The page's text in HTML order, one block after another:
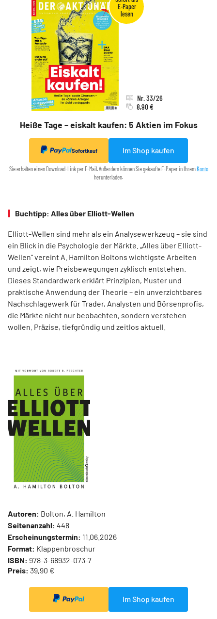
Heiße Tage – eiskalt kaufen: 5 Aktien im Fokus
Nr. 33/26
8,90 €
Sofortkauf Im Shop kaufen
Sie erhalten einen Download-Link per E-Mail. Außerdem können Sie gekaufte E-Paper in IhremKonto
herunterladen.
Buchtipp: Alles über Elliott-Wellen
Elliott-Wellen sind mehr als ein Analysewerkzeug – sie sind
ein Blick in die Psychologie der Märkte. „Alles über Elliott-
Wellen“ vereint A. Hamilton Boltons wichtigste Arbeiten
und zeigt, wie Preisbewegungen zyklisch entstehen.
Dieses Standardwerk erklärt Prinzipien, Muster und
praktische Anwendung der Theorie – ein unverzichtbares
Nachschlagewerk für Trader, Analysten und Börsenprofis,
die Märkte nicht nur beobachten, sondern verstehen
wollen. Präzise, tiefgründig und zeitlos aktuell.
Autoren: Bolton, A. Hamilton
Seitenanzahl: 448
Erscheinungstermin: 11.06.2026
Format: Klappenbroschur
ISBN: 978-3-68932-073-7
Preis: 39,90 €
Im Shop kaufen